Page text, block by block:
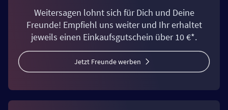
Weitersagen lohnt sich für Dich und Deine
Freunde! Empfiehl uns weiter und Ihr erhaltet
jeweils einen Einkaufsgutschein über 10 €*.
Jetzt Freunde werben